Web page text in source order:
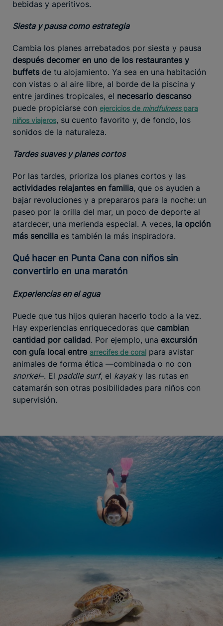
bebidas y aperitivos.
Siesta y pausa como estrategia
Cambia los planes arrebatados por siesta y pausa
después decomer en uno de los restaurantes y
buffets de tu alojamiento. Ya sea en una habitación
con vistas o al aire libre, al borde de la piscina y
entre jardines tropicales, el necesario descanso
puede propiciarse con ejercicios de mindfulnesspara
niños viajeros, su cuento favorito y, de fondo, los
sonidos de la naturaleza.
Tardes suaves y planes cortos
Por las tardes, prioriza los planes cortos y las
actividades relajantes en familia, que os ayuden a
bajar revoluciones y a prepararos para la noche: un
paseo por la orilla del mar, un poco de deporte al
atardecer, una merienda especial. A veces, la opción
más sencilla es también la más inspiradora.
Qué hacer en Punta Cana con niños sin
convertirlo en una maratón
Experiencias en el agua
Puede que tus hijos quieran hacerlo todo a la vez.
Hay experiencias enriquecedoras que cambian
cantidad por calidad. Por ejemplo, una excursión
con guía local entre arrecifes de coral para avistar
animales de forma ética —combinada o no con
snorkel–. El paddle surf, el kayaky las rutas en
catamarán son otras posibilidades para niños con
supervisión.